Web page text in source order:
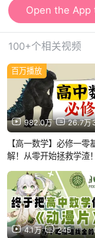
Open the App
100+个相关视频
982.0万 26.7万
百万播放
【高一数学】必修一零
解！从零开始拯救学渣！
4.1万 245